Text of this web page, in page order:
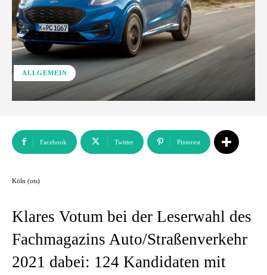
ALLGEMEIN
Facebook Twitter Pinterest
Köln (ots)
Klares Votum bei der Leserwahl des
Fachmagazins Auto/Straßenverkehr
2021 dabei: 124 Kandidaten mit